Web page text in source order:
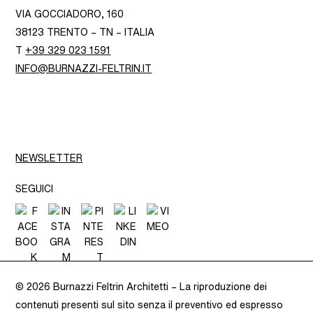
VIA GOCCIADORO, 160
38123 TRENTO – TN – ITALIA
T +39 329 023 1591
INFO@BURNAZZI-FELTRIN.IT
NEWSLETTER
SEGUICI
© 2026 Burnazzi Feltrin Architetti –
La riproduzione dei
contenuti presenti sul sito senza il preventivo ed espresso